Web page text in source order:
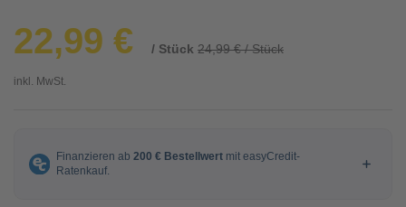
22,99 € / Stück 24,99 € / Stück
inkl. MwSt.